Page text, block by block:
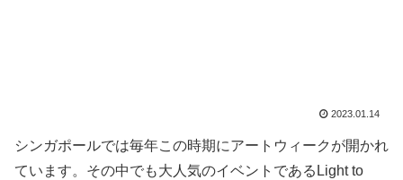
2023.01.14
シンガポールでは毎年この時期にアートウィークが開かれ
ています。その中でも大人気のイベントであるLight to